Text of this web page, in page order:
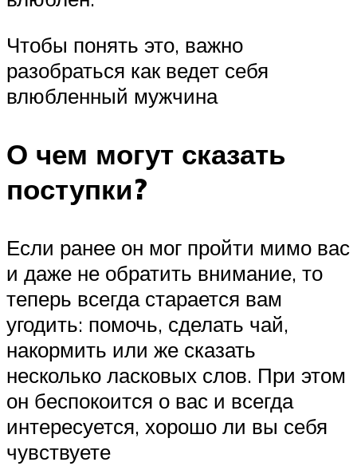
Чтобы понять это, важно
разобраться как ведет себя
влюбленный мужчина
О чем могут сказать
поступки?
Если ранее он мог пройти мимо вас
и даже не обратить внимание, то
теперь всегда старается вам
угодить: помочь, сделать чай,
накормить или же сказать
несколько ласковых слов. При этом
он беспокоится о вас и всегда
интересуется, хорошо ли вы себя
чувствуете